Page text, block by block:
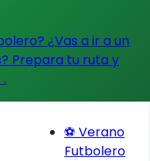
¿Vas a ir a un
Prepara tu ruta y
.
⚽ Verano
Futbolero